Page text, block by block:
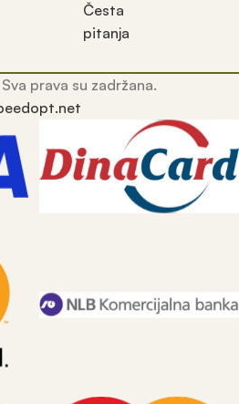
Česta
pitanja
prava su zadržana.